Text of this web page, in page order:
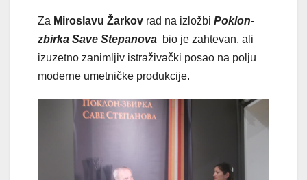
Za Miroslavu Žarkov rad na izložbi Poklon-
zbirka Save Stepanova bio je zahtevan, ali
izuzetno zanimljiv istraživački posao na polju
moderne umetničke produkcije.